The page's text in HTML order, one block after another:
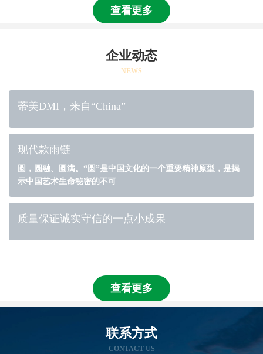
查看更多
企业动态
NEWS
蒂美DMI，来自“China”
现代款雨链
圆，圆融、圆满。“圆”是中国文化的一个重要精神原型，是揭
示中国艺术生命秘密的不可
质量保证诚实守信的一点小成果
查看更多
联系方式
CONTACT US